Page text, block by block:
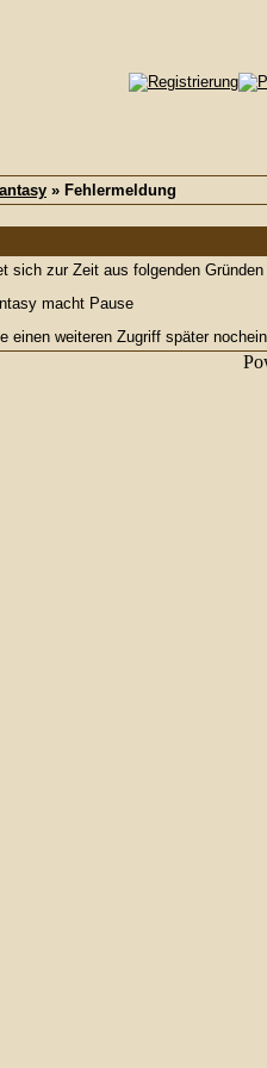
» Fehlermeldung
sich zur Zeit aus folgenden
macht Pause
einen weiteren Zugriff später